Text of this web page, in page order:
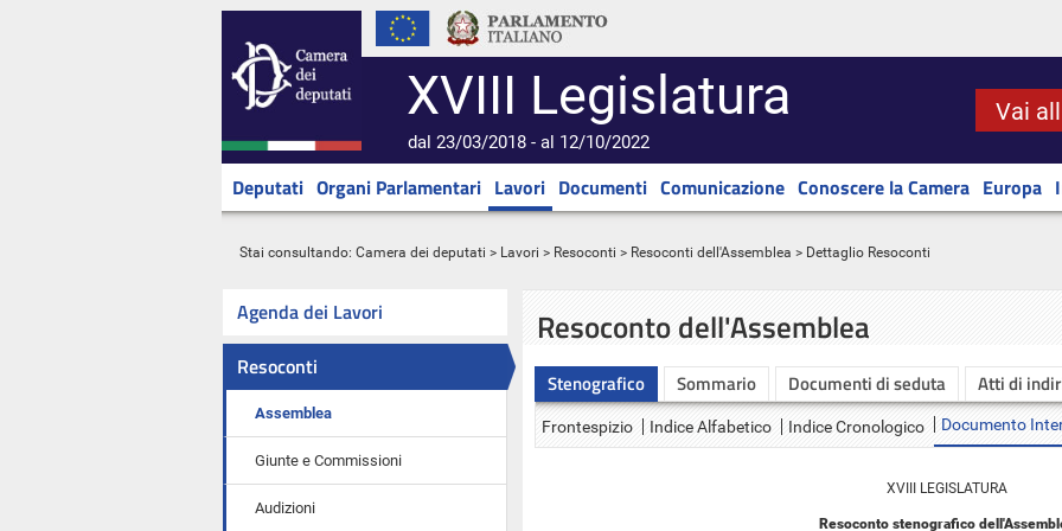
XVIII Legislatura
dal 23/03/2018 - al 12/10/2022
Vai
Deputati Organi Parlamentari Lavori Documenti Comunicazione Conoscere la Camera Europa
Stai consultando: Camera dei deputati > Lavori > Resoconti > Resoconti dell'Assemblea > Dettaglio Resoconti
Agenda dei Lavori
Resoconti
Assemblea
Giunte e Commissioni
Audizioni
Resoconto dell'Assemblea
Stenografico Sommario Documenti di seduta Atti di
Frontespizio Indice Alfabetico Indice Cronologico Documento
XVIII LEGISLATURA
Resoconto stenografico